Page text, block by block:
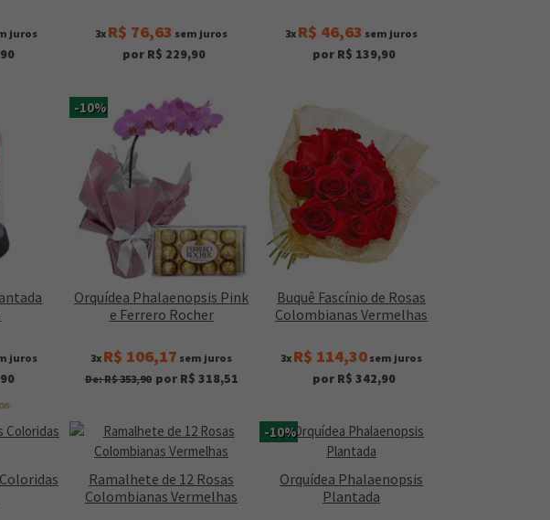
juros 3x R$ 76,63 sem juros
por R$ 229,90
3x R$ 46,63 sem juros
por R$ 139,90
juros
-10%
Orquídea Phalaenopsis Pink
e Ferrero Rocher
3x R$ 106,17 sem juros
De: R$ 353,90 por R$ 318,51
Buquê Fascínio de Rosas
Colombianas Vermelhas
3x R$ 114,30 sem juros
por R$ 342,90
Ramalhete de 12 Rosas
Colombianas Vermelhas
-10%
Orquídea Phalaenopsis
Plantada